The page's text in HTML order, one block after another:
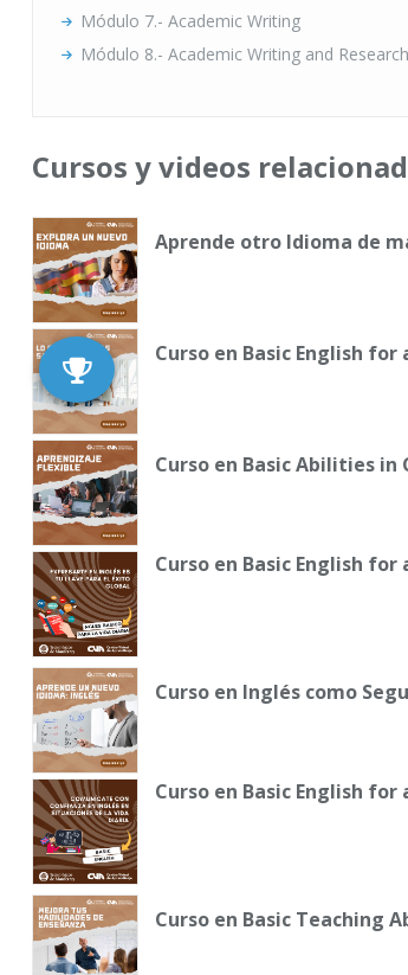
Módulo 7.- Academic Writing
Módulo 8.- Academic Writing and Research
Cursos y videos
Aprende otro Idioma de
Curso en Basic English for
Curso en Basic Abilities in
Curso en Basic English for
Curso en Inglés como
Curso en Basic English for
Curso en Basic Teaching